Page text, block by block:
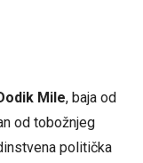
Mile, baja od
od tobožnjeg
politička